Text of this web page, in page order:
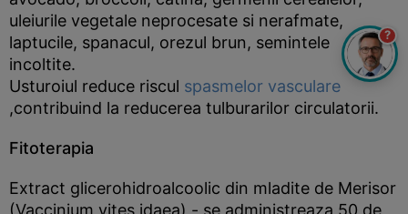
uleiurile vegetale neprocesate si nerafmate,
laptucile, spanacul, orezul brun, semintele
incoltite.
Usturoiul reduce riscul spasmelor vasculare
,contribuind la reducerea tulburarilor circulatorii.
Fitoterapia
Extract glicerohidroalcoolic din mladite de Merisor
(Vaccinium vites idaea) - se administreaza 50 de
?